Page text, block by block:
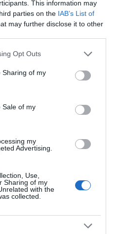
This information may
parties on the IAB’s List of
may further disclose it to other
app uses one or more Google
behaviour. You may click to
and its third-party tags to
purposes in below Google
Opt Outs
Sharing of my
Sale of my
my
Advertising.
Use,
Sharing of my
with the
collected.
κάθε
με
ειδήσεις